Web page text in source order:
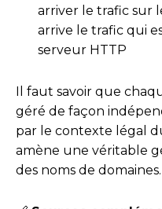
arriver le trafic sur
arrive le trafic qui
serveur HTTP
Il faut savoir que
géré de façon
par le contexte légal
amène une véritable
des noms de domaines.